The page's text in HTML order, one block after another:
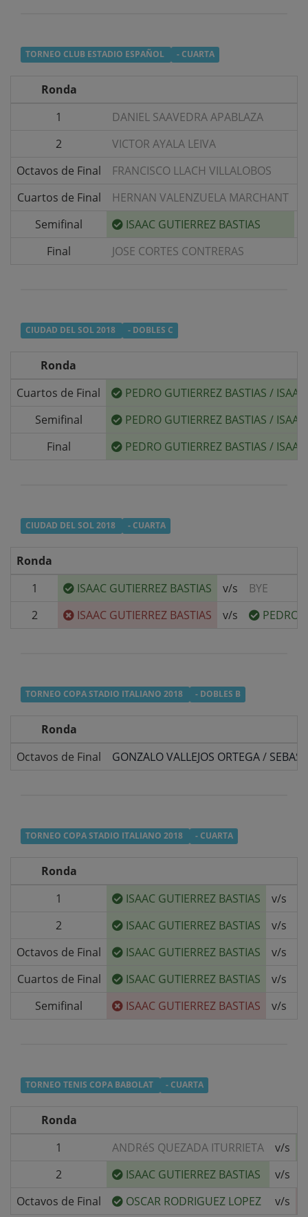
TORNEO CLUB ESTADIO ESPAÑOL - CUARTA
Ronda
1
DANIEL SAAVEDRA APABLAZA
2
VICTOR AYALA LEIVA
Octavos de Final
FRANCISCO LLACH VILLALOBOS
Cuartos de Final
HERNAN VALENZUELA MARCHANT
Semifinal
ISAAC GUTIERREZ BASTIAS
Final
JOSE CORTES CONTRERAS
CIUDAD DEL SOL 2018 - DOBLES C
Ronda
Cuartos de Final
PEDRO GUTIERREZ BASTIAS /
Semifinal
PEDRO GUTIERREZ BASTIAS /
Final
PEDRO GUTIERREZ BASTIAS /
CIUDAD DEL SOL 2018 - CUARTA
Ronda
1
ISAAC GUTIERREZ BASTIAS v/s
BYE
2
ISAAC GUTIERREZ BASTIAS v/s PEDRO
TORNEO COPA STADIO ITALIANO 2018 - DOBLES B
Ronda
Octavos de Final
GONZALO VALLEJOS ORTEGA/
TORNEO COPA STADIO ITALIANO 2018 - CUARTA
Ronda
1
ISAAC GUTIERREZ BASTIAS v/s
2
ISAAC GUTIERREZ BASTIAS v/s
Octavos de Final
ISAAC GUTIERREZ BASTIAS v/s
Cuartos de Final
ISAAC GUTIERREZ BASTIAS v/s
Semifinal
ISAAC GUTIERREZ BASTIAS v/s
TORNEO TENIS COPA BABOLAT - CUARTA
Ronda
1
ANDRéS QUEZADA ITURRIETA
v/s
2
ISAAC GUTIERREZ BASTIAS v/s
Octavos de Final
OSCAR RODRIGUEZ LOPEZ v/s